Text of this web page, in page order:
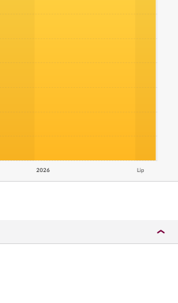
2026 Lip